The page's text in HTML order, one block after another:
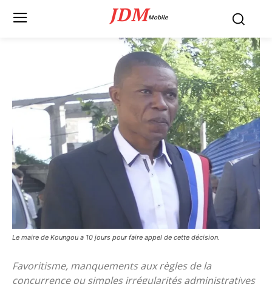
JDMMobile
Le maire de Koungou a 10 jours pour faire appel de cette décision.
Favoritisme, manquements aux règles de la
concurrence ou simples irrégularités administratives